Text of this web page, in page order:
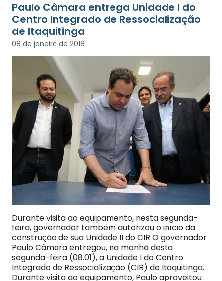
Paulo Câmara entrega Unidade I do
Centro Integrado de Ressocialização
de Itaquitinga
08 de janeiro de 2018
Durante visita ao equipamento, nesta segunda-
feira, governador também autorizou o início da
construção de sua Unidade II do CIR O governador
Paulo Câmara entregou, na manhã desta
segunda-feira (08.01), a Unidade I do Centro
Integrado de Ressocialização (CIR) de Itaquitinga.
Durante visita ao equipamento, Paulo aproveitou